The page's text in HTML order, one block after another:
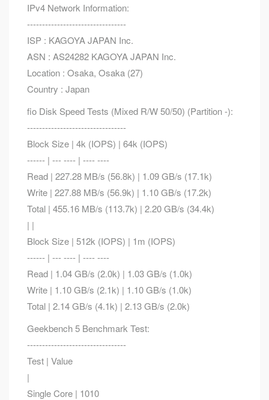
IPv4 Network Information:
---------------------------------
ISP : KAGOYA JAPAN Inc.
ASN : AS24282 KAGOYA JAPAN Inc.
Location : Osaka, Osaka (27)
Country : Japan
fio Disk Speed Tests (Mixed R/W 50/50) (Partition -):
---------------------------------
Block Size | 4k (IOPS) | 64k (IOPS)
------ | --- ---- | ---- ----
Read | 227.28 MB/s (56.8k) | 1.09 GB/s (17.1k)
Write | 227.88 MB/s (56.9k) | 1.10 GB/s (17.2k)
Total | 455.16 MB/s (113.7k) | 2.20 GB/s (34.4k)
| |
Block Size | 512k (IOPS) | 1m (IOPS)
------ | --- ---- | ---- ----
Read | 1.04 GB/s (2.0k) | 1.03 GB/s (1.0k)
Write | 1.10 GB/s (2.1k) | 1.10 GB/s (1.0k)
Total | 2.14 GB/s (4.1k) | 2.13 GB/s (2.0k)
Geekbench 5 Benchmark Test:
---------------------------------
Test | Value
|
Single Core | 1010